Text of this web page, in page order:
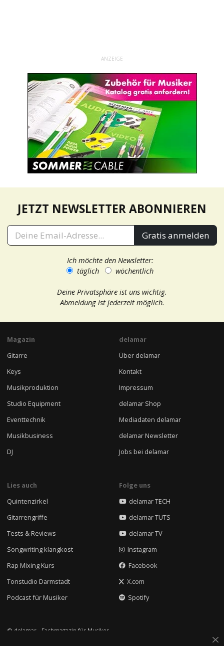
ANZEIGE
JETZT NEWSLETTER ABONNIEREN
Gratis anmelden
Ich möchte den Newsletter:
täglich
wöchentlich
Deine Privatsphäre ist uns wichtig.
Abmeldung ist jederzeit möglich.
Magazin
Gitarre
Keys
Musikproduktion
Studio Equipment
Eventtechnik
Musikbusiness
DJ
delamar
Über delamar
Kontakt
Impressum
delamar Shop
Mediadaten delamar
delamar Newsletter
Jobs bei delamar
Lies auch
Quintenzirkel
Gitarrengriffe
Tests & Reviews
Songwriting klangkost
Rap Mixing Kurs
Tonstudio Darmstadt
Podcast für Musiker
Folge uns
delamar TECH
delamar TUTS
delamar TV
Instagram
Facebook
X.com
Spotify
© delamar - Fachmagazin für Musiker